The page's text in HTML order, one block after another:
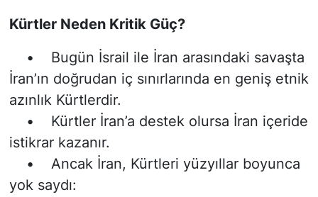
Kürtler Neden Kritik Güç?
• Bugün İsrail ile İran arasındaki savaşta
İran’ın doğrudan iç sınırlarında en geniş etnik
azınlık Kürtlerdir.
• Kürtler İran’a destek olursa İran içeride
istikrar kazanır.
• Ancak İran, Kürtleri yüzyıllar boyunca
yok saydı: